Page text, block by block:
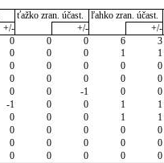
ťažko zran. účast. ľahko zran. účast.
+/- +/- +/-
0 0 0 6 3
0 0 0 1 1
0 0 0 0 0
0 0 0 0 0
0 0 -1 0 0
-1 0 0 1 1
0 0 0 1 1
0 0 0 0 0
0 0 0 0 0
0 0 0 0 0